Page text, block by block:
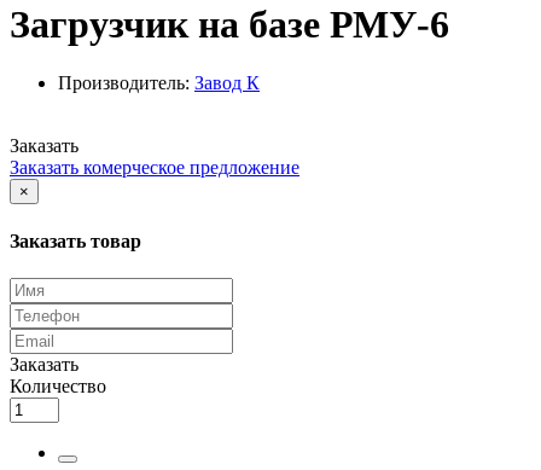
Загрузчик на базе РМУ-6
Производитель: Завод К
Заказать
Заказать комерческое предложение
×
Заказать товар
Заказать
Количество